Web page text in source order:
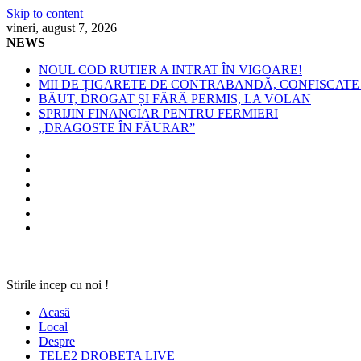
Skip to content
vineri, august 7, 2026
NEWS
NOUL COD RUTIER A INTRAT ÎN VIGOARE!
MII DE ȚIGARETE DE CONTRABANDĂ,
BĂUT, DROGAT ȘI FĂRĂ PERMIS, LA VOLAN
SPRIJIN FINANCIAR PENTRU FERMIERI
„DRAGOSTE ÎN FĂURAR”
Stirile incep cu noi !
Acasă
Local
Despre
TELE2 DROBETA LIVE